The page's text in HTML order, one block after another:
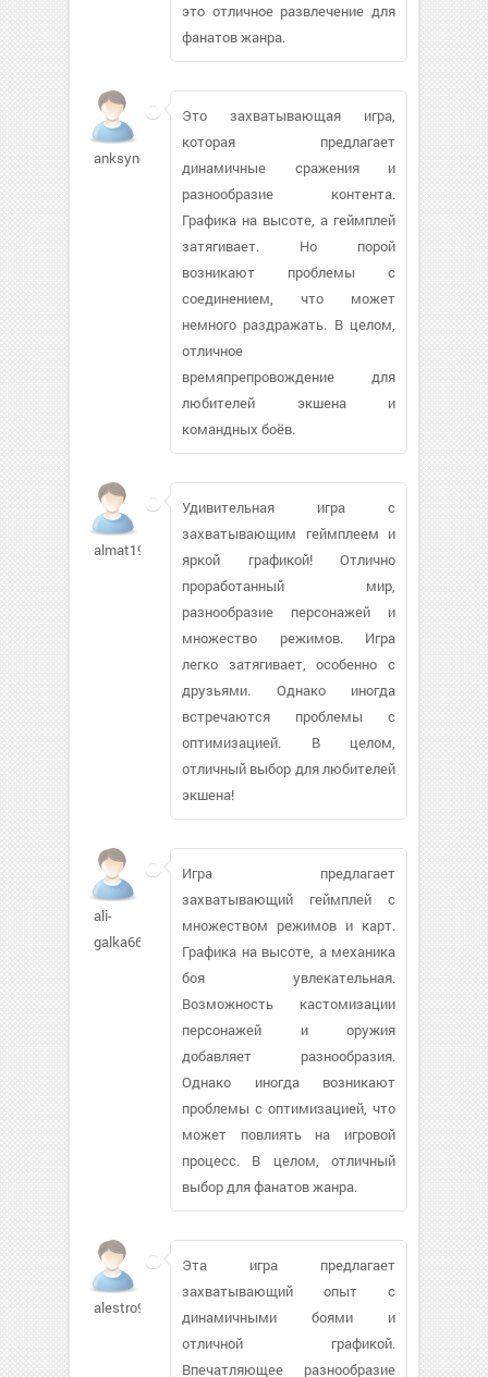
это отличное развлечение для
фанатов жанра.
anksynomyn
Это захватывающая игра,
которая предлагает
динамичные сражения и
разнообразие контента.
Графика на высоте, а геймплей
затягивает. Но порой
возникают проблемы с
соединением, что может
немного раздражать. В целом,
отличное
времяпрепровождение для
любителей экшена и
командных боёв.
almat1986745
Удивительная игра с
захватывающим геймплеем и
яркой графикой! Отлично
проработанный мир,
разнообразие персонажей и
множество режимов. Игра
легко затягивает, особенно с
друзьями. Однако иногда
встречаются проблемы с
оптимизацией. В целом,
отличный выбор для любителей
экшена!
ali-
galka664
Игра предлагает
захватывающий геймплей с
множеством режимов и карт.
Графика на высоте, а механика
боя увлекательная.
Возможность кастомизации
персонажей и оружия
добавляет разнообразия.
Однако иногда возникают
проблемы с оптимизацией, что
может повлиять на игровой
процесс. В целом, отличный
выбор для фанатов жанра.
alestro911724
Эта игра предлагает
захватывающий опыт с
динамичными боями и
отличной графикой.
Впечатляющее разнообразие